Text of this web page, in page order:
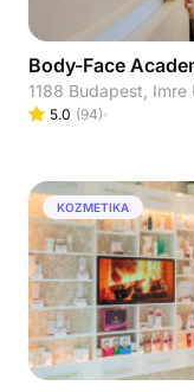
Body-Face
1188 Budapest,
5.0 (94)
KOZMETIKA